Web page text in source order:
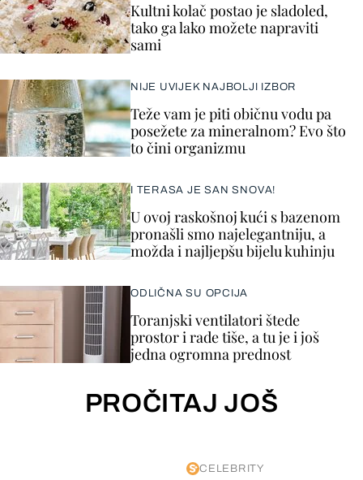
Kultni kolač postao je sladoled,
tako ga lako možete napraviti
sami
NIJE UVIJEK NAJBOLJI IZBOR
Teže vam je piti običnu vodu pa
posežete za mineralnom? Evo što
to čini organizmu
I TERASA JE SAN SNOVA!
U ovoj raskošnoj kući s bazenom
pronašli smo najelegantniju, a
možda i najljepšu bijelu kuhinju
ODLIČNA SU OPCIJA
Toranjski ventilatori štede
prostor i rade tiše, a tu je i još
jedna ogromna prednost
PROČITAJ JOŠ
CELEBRITY